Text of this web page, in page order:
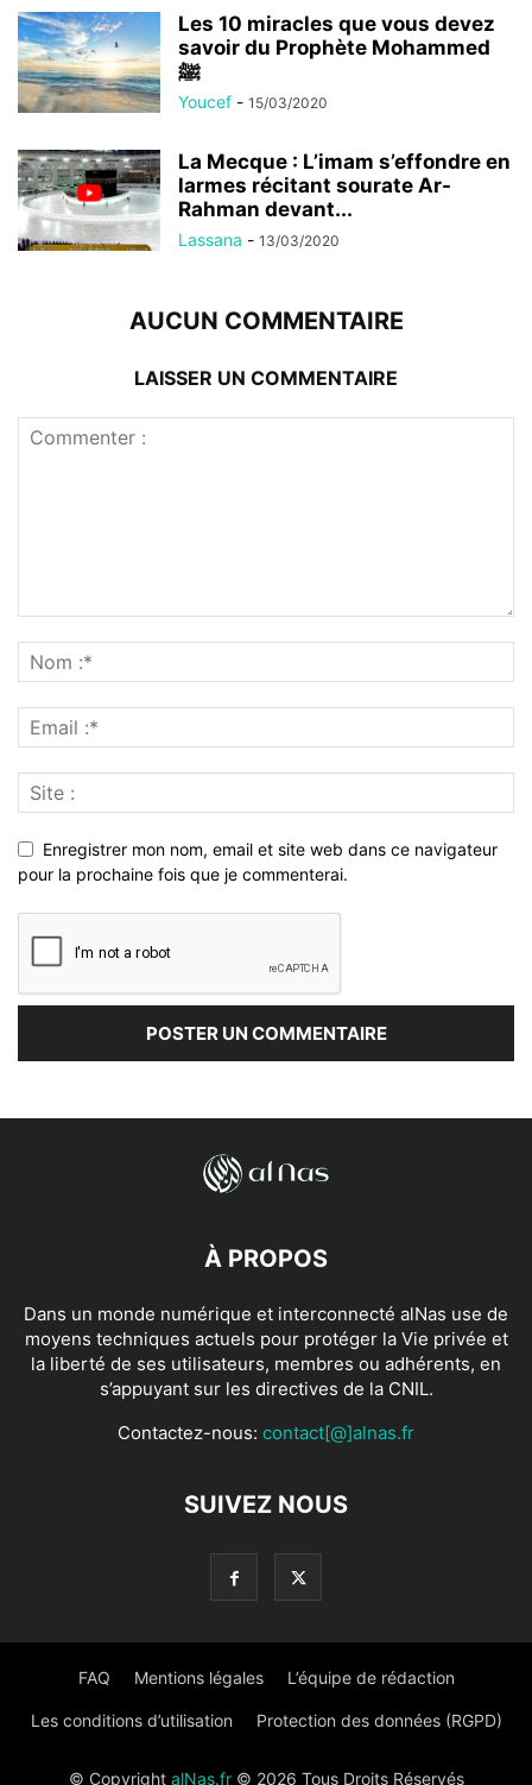
Les 10 miracles que vous devez
savoir du Prophète Mohammed
ﷺ
Youcef - 15/03/2020
La Mecque : L’imam s’effondre en
larmes récitant sourate Ar-
Rahman devant...
Lassana - 13/03/2020
AUCUN COMMENTAIRE
LAISSER UN COMMENTAIRE
Enregistrer mon nom, email et site web dans ce navigateur
pour la prochaine fois que je commenterai.
À PROPOS
Dans un monde numérique et interconnecté alNas use de
moyens techniques actuels pour protéger la Vie privée et
la liberté de ses utilisateurs, membres ou adhérents, en
s’appuyant sur les directives de la CNIL.
Contactez-nous: contact[@]alnas.fr
SUIVEZ NOUS
FAQ Mentions légales L’équipe de rédaction
Les conditions d’utilisation Protection des données (RGPD)
© Copyright alNas.fr© 2026 Tous Droits Réservés